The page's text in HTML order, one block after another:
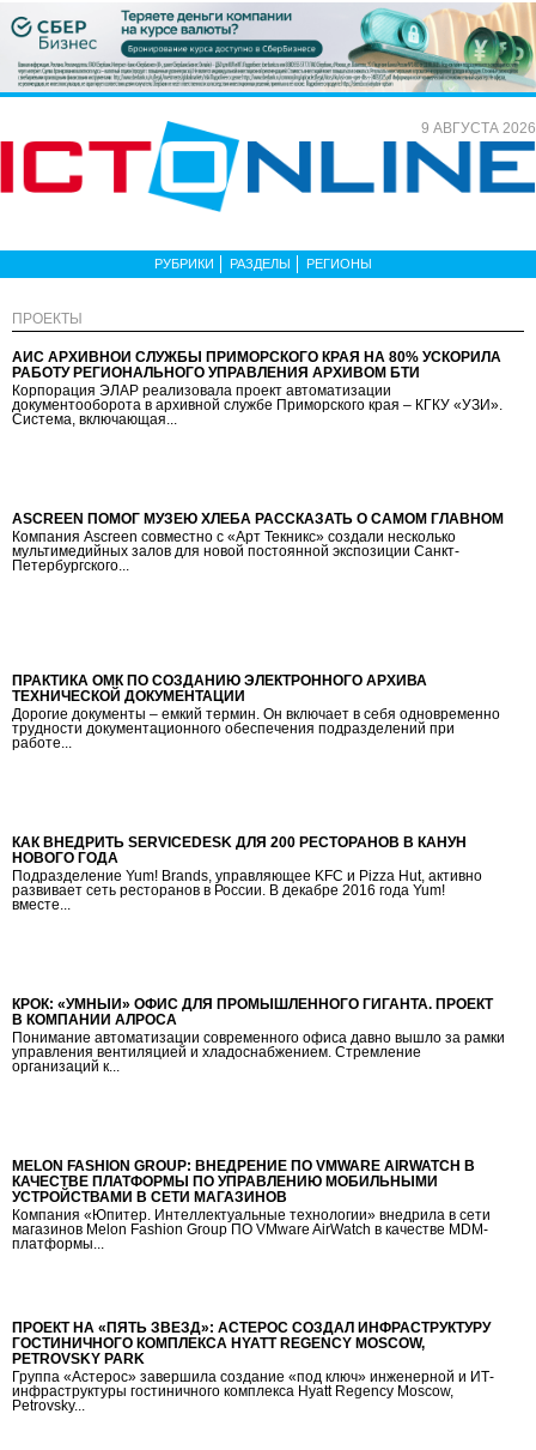
9 АВГУСТА 2026
РУБРИКИ РАЗДЕЛЫ РЕГИОНЫ
ПРОЕКТЫ
АИС АРХИВНОЙ СЛУЖБЫ ПРИМОРСКОГО КРАЯ НА 80% УСКОРИЛА
РАБОТУ РЕГИОНАЛЬНОГО УПРАВЛЕНИЯ АРХИВОМ БТИ
Корпорация ЭЛАР реализовала проект автоматизации
документооборота в архивной службе Приморского края – КГКУ «УЗИ».
Система, включающая...
ASCREEN ПОМОГ МУЗЕЮ ХЛЕБА РАССКАЗАТЬ О САМОМ ГЛАВНОМ
Компания Ascreen совместно с «Арт Текникс» создали несколько
мультимедийных залов для новой постоянной экспозиции Санкт-
Петербургского...
ПРАКТИКА ОМК ПО СОЗДАНИЮ ЭЛЕКТРОННОГО АРХИВА
ТЕХНИЧЕСКОЙ ДОКУМЕНТАЦИИ
Дорогие документы – емкий термин. Он включает в себя одновременно
трудности документационного обеспечения подразделений при
работе...
КАК ВНЕДРИТЬ SERVICEDESK ДЛЯ 200 РЕСТОРАНОВ В КАНУН
НОВОГО ГОДА
Подразделение Yum! Brands, управляющее KFC и Pizza Hut, активно
развивает сеть ресторанов в России. В декабре 2016 года Yum!
вместе...
КРОК: «УМНЫЙ» ОФИС ДЛЯ ПРОМЫШЛЕННОГО ГИГАНТА. ПРОЕКТ
В КОМПАНИИ АЛРОСА
Понимание автоматизации современного офиса давно вышло за рамки
управления вентиляцией и хладоснабжением. Стремление
организаций к...
MELON FASHION GROUP: ВНЕДРЕНИЕ ПО VMWARE AIRWATCH В
КАЧЕСТВЕ ПЛАТФОРМЫ ПО УПРАВЛЕНИЮ МОБИЛЬНЫМИ
УСТРОЙСТВАМИ В СЕТИ МАГАЗИНОВ
Компания «Юпитер. Интеллектуальные технологии» внедрила в сети
магазинов Melon Fashion Group ПО VMware AirWatch в качестве MDM-
платформы...
ПРОЕКТ НА «ПЯТЬ ЗВЕЗД»: АСТЕРОС СОЗДАЛ ИНФРАСТРУКТУРУ
ГОСТИНИЧНОГО КОМПЛЕКСА HYATT REGENCY MOSCOW,
PETROVSKY PARK
Группа «Астерос» завершила создание «под ключ» инженерной и ИТ-
инфраструктуры гостиничного комплекса Hyatt Regency Moscow,
Petrovsky...